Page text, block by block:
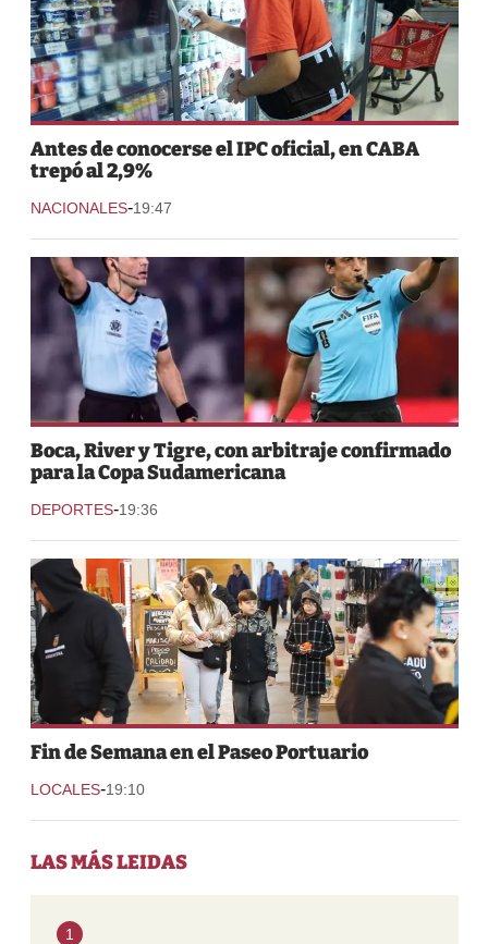
Antes de conocerse el IPC oficial, en CABA
trepó al 2,9%
NACIONALES-19:47
Boca, River y Tigre, con arbitraje confirmado
para la Copa Sudamericana
DEPORTES-19:36
Fin de Semana en el Paseo Portuario
LOCALES-19:10
LAS MÁS LEIDAS
1